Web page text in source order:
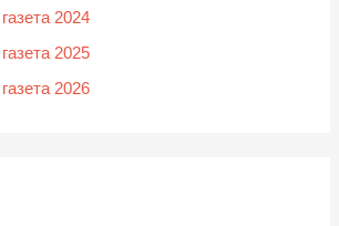
2024
2025
2026